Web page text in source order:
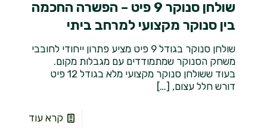
שולחן סנוקר 9 פיט – הפשרה החכמה
בין סנוקר מקצועי למרחב ביתי
שולחן סנוקר בגודל 9 פיט מציע פתרון ייחודי לחובבי
משחק הסנוקר שמתמודדים עם מגבלות מקום.
בעוד ששולחן סנוקר מקצועי מלא בגודל 12 פיט
דורש חלל עצום, […]
קרא עוד